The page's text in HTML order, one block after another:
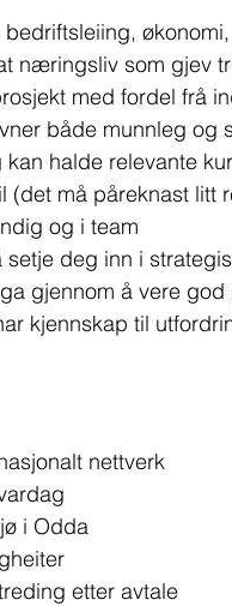
næringsliv som gjev
med fordel frå
både munnleg og
halde relevante
(det må påreknast litt
og i team
deg inn i
gjennom å vere
kjennskap til
nettverk
i Odda
etter avtale